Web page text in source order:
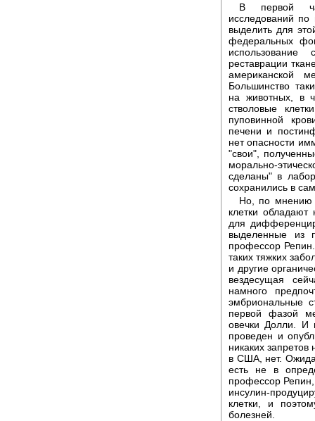
В первой
исследований по
выделить для
федеральных
реставрации
американской
Большинство
на животных, в
стволовые
пуповинной
печени и
нет опасности
"свои",
морально-
сделаны" в
сохранились в
Но, по мнению
клетки
для
выделенные из
профессор
таких тяжких
и другие
вездесущая
намного
эмбриональные
первой фазой
овечки Долли. И
проведен и
никаких
в США, нет.
есть не в
профессор
инсулин-
клетки, и
болезней.